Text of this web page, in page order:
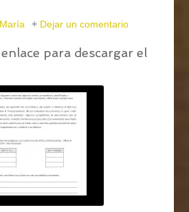
María Dejar un comentario
para descargar el